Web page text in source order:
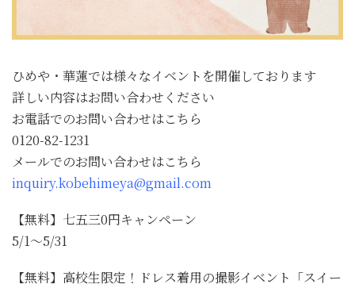
ひめや・華蓮では様々なイベントを開催しております
詳しい内容はお問い合わせください
お電話でのお問い合わせはこちら
0120-82-1231
メールでのお問い合わせはこちら
inquiry.kobehimeya@gmail.com
【無料】七五三0円キャンペーン
5/1～5/31
【無料】高校生限定！ドレス着用の撮影イベント「スイー